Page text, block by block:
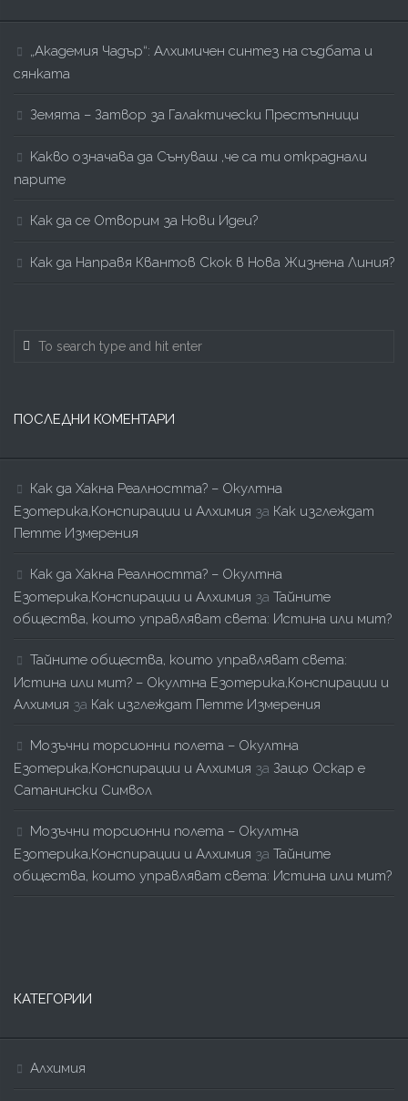
„Академия Чадър“: Алхимичен синтез на съдбата и
сянката
Земята – Затвор за Галактически Престъпници
Kакво означава да Сънуваш ,че са ти откраднали
парите
Как да се Отворим за Нови Идеи?
Как да Направя Квантов Скок в Нова Жизнена Линия?
ПОСЛЕДНИ КОМЕНТАРИ
Как да Хакна Реалността? – Окултна
Езотерика,Конспирации и Алхимия за Как изглеждат
Петте Измерения
Как да Хакна Реалността? – Окултна
Езотерика,Конспирации и Алхимия за Тайните
общества, които управляват света: Истина или мит?
Тайните общества, които управляват света:
Истина или мит? – Окултна Езотерика,Конспирации и
Алхимия за Как изглеждат Петте Измерения
Мозъчни торсионни полета – Окултна
Езотерика,Конспирации и Алхимия за Защо Оскар е
Сатанински Символ
Мозъчни торсионни полета – Окултна
Езотерика,Конспирации и Алхимия за Тайните
общества, които управляват света: Истина или мит?
КАТЕГОРИИ
Алхимия